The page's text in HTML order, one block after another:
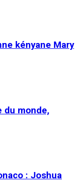
kényane Mary
du monde,
: Joshua